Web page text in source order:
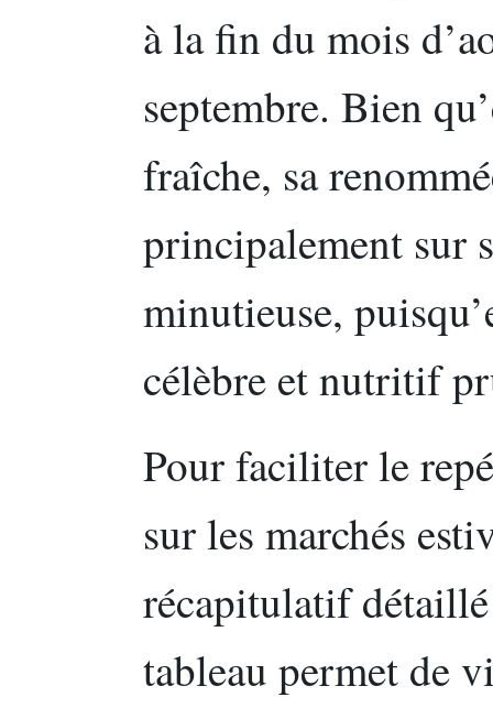
à la fin du mois
septembre. Bien
fraîche, sa
principalement sur
minutieuse,
célèbre et nutritif
Pour faciliter le
sur les marchés
récapitulatif
tableau permet de